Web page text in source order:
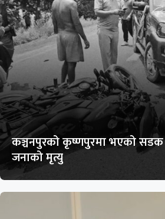
कञ्चनपुरको कृष्णपुरमा भएको सडक
जनाको मृत्यु